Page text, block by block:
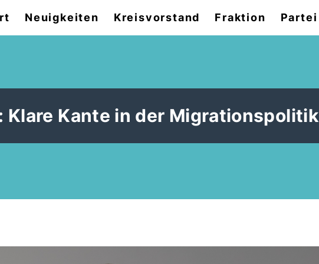
Neuigkeiten Kreisvorstand Fraktion Partei
Klare Kante in der Migrationspolitik